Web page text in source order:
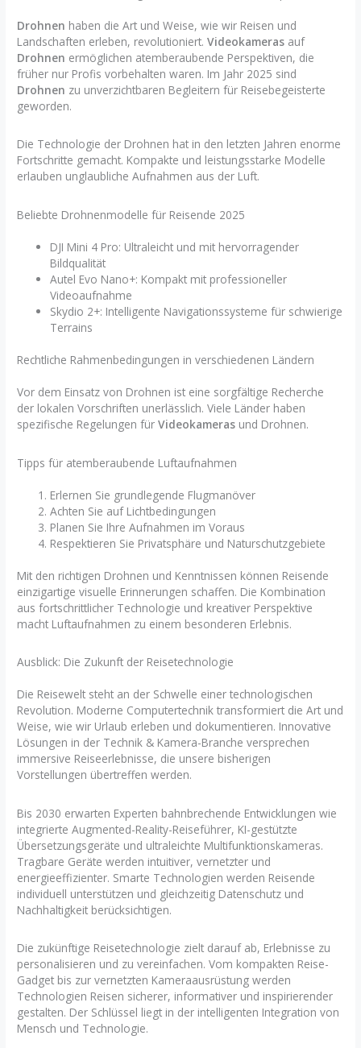
Drohnen haben die Art und Weise, wie wir Reisen und
Landschaften erleben, revolutioniert.Videokameras auf
Drohnen ermöglichen atemberaubende Perspektiven, die
früher nur Profis vorbehalten waren. Im Jahr 2025 sind
Drohnen zu unverzichtbaren Begleitern für Reisebegeisterte
geworden.
Die Technologie der Drohnen hat in den letzten Jahren enorme
Fortschritte gemacht. Kompakte und leistungsstarke Modelle
erlauben unglaubliche Aufnahmen aus der Luft.
Beliebte Drohnenmodelle für Reisende 2025
DJI Mini 4 Pro: Ultraleicht und mit hervorragender
Bildqualität
Autel Evo Nano+: Kompakt mit professioneller
Videoaufnahme
Skydio 2+: Intelligente Navigationssysteme für schwierige
Terrains
Rechtliche Rahmenbedingungen in verschiedenen Ländern
Vor dem Einsatz von Drohnen ist eine sorgfältige Recherche
der lokalen Vorschriften unerlässlich. Viele Länder haben
spezifische Regelungen fürVideokameras und Drohnen.
Tipps für atemberaubende Luftaufnahmen
Erlernen Sie grundlegende Flugmanöver
Achten Sie auf Lichtbedingungen
Planen Sie Ihre Aufnahmen im Voraus
Respektieren Sie Privatsphäre und Naturschutzgebiete
Mit den richtigen Drohnen und Kenntnissen können Reisende
einzigartige visuelle Erinnerungen schaffen. Die Kombination
aus fortschrittlicher Technologie und kreativer Perspektive
macht Luftaufnahmen zu einem besonderen Erlebnis.
Ausblick: Die Zukunft der Reisetechnologie
Die Reisewelt steht an der Schwelle einer technologischen
Revolution. Moderne Computertechnik transformiert die Art und
Weise, wie wir Urlaub erleben und dokumentieren. Innovative
Lösungen in der Technik & Kamera-Branche versprechen
immersive Reiseerlebnisse, die unsere bisherigen
Vorstellungen übertreffen werden.
Bis 2030 erwarten Experten bahnbrechende Entwicklungen wie
integrierte Augmented-Reality-Reiseführer, KI-gestützte
Übersetzungsgeräte und ultraleichte Multifunktionskameras.
Tragbare Geräte werden intuitiver, vernetzter und
energieeffizienter. Smarte Technologien werden Reisende
individuell unterstützen und gleichzeitig Datenschutz und
Nachhaltigkeit berücksichtigen.
Die zukünftige Reisetechnologie zielt darauf ab, Erlebnisse zu
personalisieren und zu vereinfachen. Vom kompakten Reise-
Gadget bis zur vernetzten Kameraausrüstung werden
Technologien Reisen sicherer, informativer und inspirierender
gestalten. Der Schlüssel liegt in der intelligenten Integration von
Mensch und Technologie.